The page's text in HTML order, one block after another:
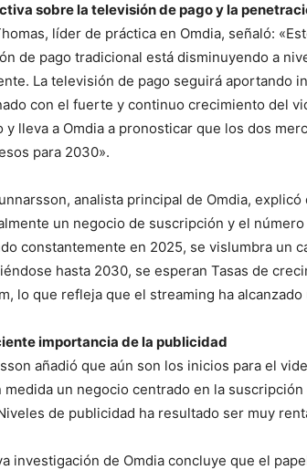
sobre la televisión de pago y la
líder de práctica en Omdia, señaló:
de pago tradicional está disminuyendo a
La televisión de pago seguirá aportando
con el fuerte y continuo crecimiento del
y lleva a Omdia a pronosticar que los dos
para 2030».
analista principal de Omdia,
un negocio de suscripción y el
constantemente en 2025, se vislumbra un
hasta 2030, se esperan Tasas de
lo que refleja que el streaming ha
importancia de la publicidad
añadió que aún son los inicios para el
medida un negocio centrado en la
de publicidad ha resultado ser muy
investigación de Omdia concluye que el